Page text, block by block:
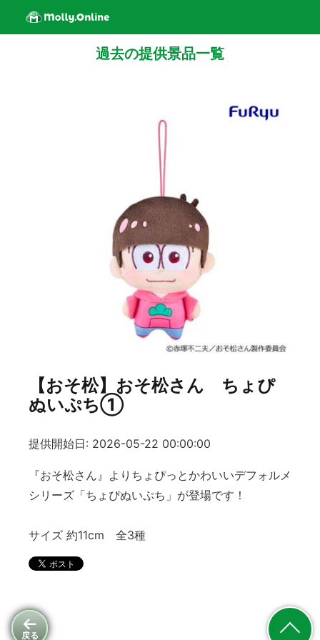
戻る
過去の提供景品一覧
【おそ松】おそ松さん ちょぴ
ぬいぷち①
提供開始日: 2026-05-22 00:00:00
『おそ松さん』よりちょぴっとかわいいデフォルメ
シリーズ「ちょぴぬいぷち」が登場です！
サイズ 約11cm 全3種